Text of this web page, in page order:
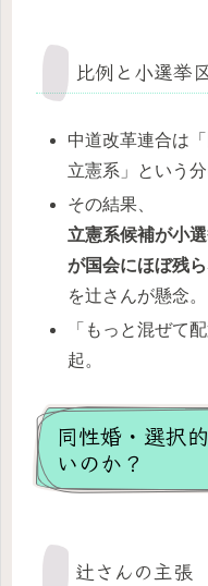
比例と小選挙
中道改革連合は
立憲系」という分
その結果、
立憲系候補が小
が国会にほぼ残
を辻さんが懸念。
「もっと混ぜて
起。
同性婚・選択
いのか？
辻さんの主張